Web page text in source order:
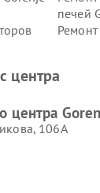
печей
центра
центра
106А